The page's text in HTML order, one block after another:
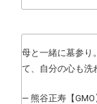
母と一緒に墓参り
て、自分の心も洗
— 熊谷正寿【